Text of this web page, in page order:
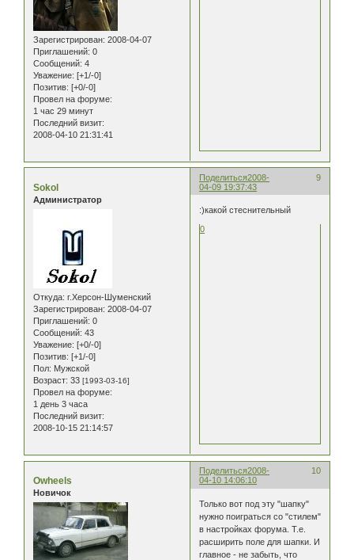
Зарегистрирован: 2008-04-07
Приглашений: 0
Сообщений: 4
Уважение: [+1/-0]
Позитив: [+0/-0]
Провел на форуме:
1 час 29 минут
Последний визит:
2008-04-10 21:31:41
Поделиться 9
2008-
04-09 19:37:43
Sokol
Администратор
Откуда: г.Херсон-Шуменский
Зарегистрирован: 2008-04-07
Приглашений: 0
Сообщений: 43
Уважение: [+0/-0]
Позитив: [+1/-0]
Пол: Мужской
Возраст: 33 [1993-03-16]
Провел на форуме:
1 день 3 часа
Последний визит:
2008-10-15 21:14:57
:)какой стеснительный
0
Поделиться 10
2008-
04-10 14:06:10
Owheels
Новичок
Только вот под эту "шапку"
нужно поиграться со "стилем"
в настройках форума. Т.е.
расширить поле для шапки. И
главное - не забыть, что